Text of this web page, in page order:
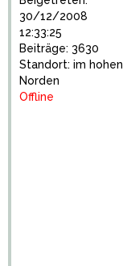
30/12/2008
12:33:25
Beiträge: 3630
Standort: im hohen
Norden
Offline